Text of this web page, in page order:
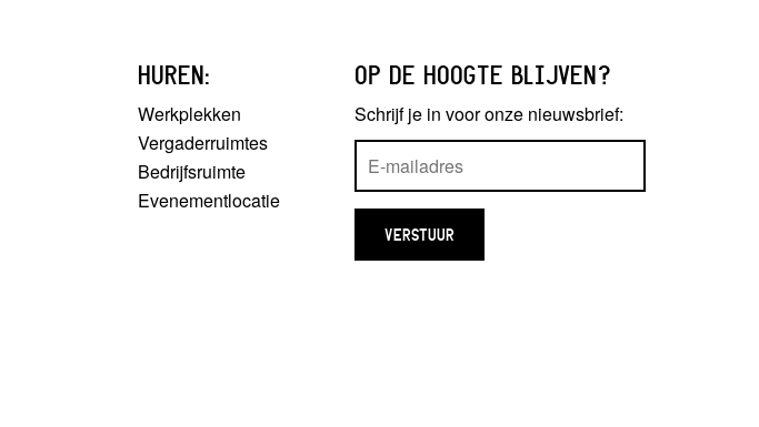
HUREN:
Werkplekken
Vergaderruimtes
Bedrijfsruimte
Evenementlocatie
OP DE HOOGTE BLIJVEN?
Schrijf je in voor onze nieuwsbrief: